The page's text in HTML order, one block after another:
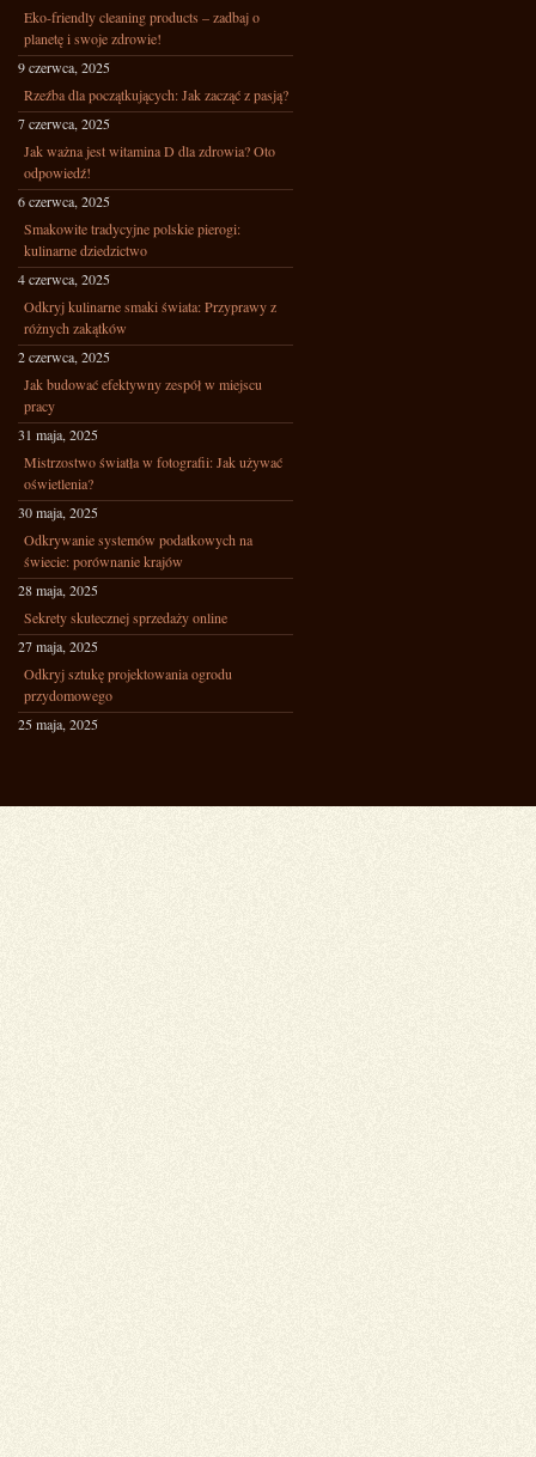
Eko-friendly cleaning products – zadbaj o
planetę i swoje zdrowie!
9 czerwca, 2025
Rzeźba dla początkujących: Jak zacząć z pasją?
7 czerwca, 2025
Jak ważna jest witamina D dla zdrowia? Oto
odpowiedź!
6 czerwca, 2025
Smakowite tradycyjne polskie pierogi:
kulinarne dziedzictwo
4 czerwca, 2025
Odkryj kulinarne smaki świata: Przyprawy z
różnych zakątków
2 czerwca, 2025
Jak budować efektywny zespół w miejscu
pracy
31 maja, 2025
Mistrzostwo światła w fotografii: Jak używać
oświetlenia?
30 maja, 2025
Odkrywanie systemów podatkowych na
świecie: porównanie krajów
28 maja, 2025
Sekrety skutecznej sprzedaży online
27 maja, 2025
Odkryj sztukę projektowania ogrodu
przydomowego
25 maja, 2025